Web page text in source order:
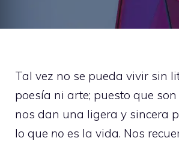
Tal vez no se pueda vivir sin
poesía ni arte; puesto que
nos dan una ligera y sincera
lo que no es la vida. Nos